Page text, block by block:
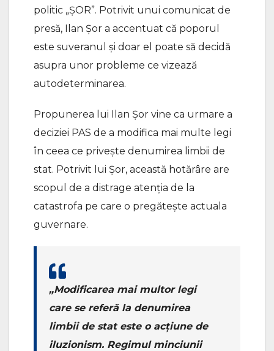
politic „ȘOR”. Potrivit unui comunicat de
presă, Ilan Șor a accentuat că poporul
este suveranul și doar el poate să decidă
asupra unor probleme ce vizează
autodeterminarea.
Propunerea lui Ilan Șor vine ca urmare a
deciziei PAS de a modifica mai multe legi
în ceea ce privește denumirea limbii de
stat. Potrivit lui Șor, această hotărâre are
scopul de a distrage atenția de la
catastrofa pe care o pregătește actuala
guvernare.
„Modificarea mai multor legi
care se referă la denumirea
limbii de stat este o acțiune de
iluzionism. Regimul minciunii